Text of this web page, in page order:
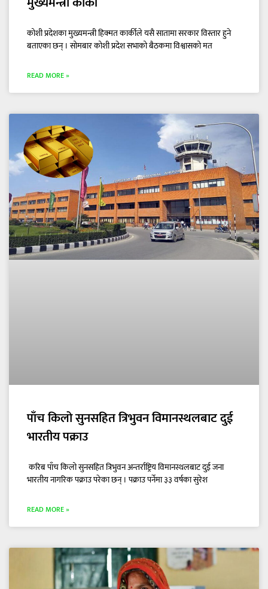
कोशी प्रदेशका मुख्यमन्त्री हिक्मत कार्कीले यसै सातामा सरकार विस्तार हुने
बताएका छन् । सोमबार कोशी प्रदेश सभाको बैठकमा विश्वासको मत
READ MORE »
पाँच किलो सुनसहित त्रिभुवन विमानस्थलबाट दुई
भारतीय पक्राउ
करिब पाँच किलो सुनसहित त्रिभुवन अन्तर्राष्ट्रिय विमानस्थलबाट दुई जना
भारतीय नागरिक पक्राउ परेका छन् । पक्राउ पर्नेमा ३३ वर्षका सुरेश
READ MORE »